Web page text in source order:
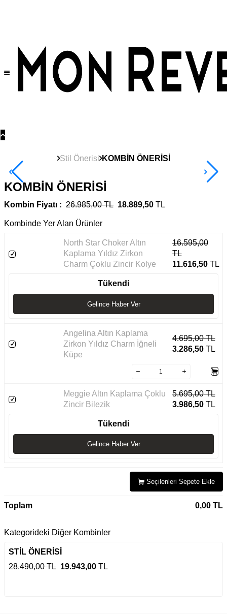
Stil Önerisi KOMBİN ÖNERİSİ
KOMBİN ÖNERİSİ
Kombin Fiyatı : 26.985,00 TL 18.889,50 TL
Kombinde Yer Alan Ürünler
North Star Choker Altın
Kaplama Yıldız Zirkon
Charm Çoklu Zincir Kolye
16.595,00
TL
11.616,50TL
Tükendi
Gelince Haber Ver
Angelina Altın Kaplama
Zirkon Yıldız Charm İğneli
Küpe
4.695,00TL
3.286,50TL
Meggie Altın Kaplama Çoklu
Zincir Bilezik
5.695,00TL
3.986,50TL
Tükendi
Gelince Haber Ver
Seçilenleri Sepete Ekle
Toplam 0,00 TL
Kategorideki Diğer Kombinler
STİL ÖNERİSİ
28.490,00 TL 19.943,00 TL